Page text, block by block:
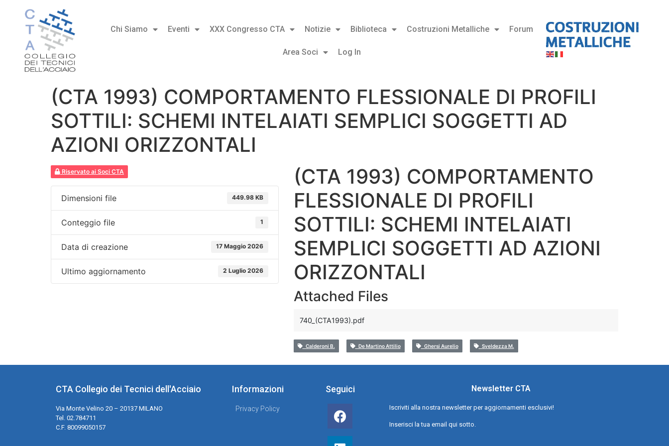
Chi Siamo Eventi XXX Congresso CTA Notizie Biblioteca Costruzioni Metalliche Forum
Area Soci Log In
(CTA 1993) COMPORTAMENTO FLESSIONALE DI PROFILI
SOTTILI: SCHEMI INTELAIATI SEMPLICI SOGGETTI AD
AZIONI ORIZZONTALI
Riservato ai Soci CTA
Dimensioni file 449.98 KB
Conteggio file 1
Data di creazione 17 Maggio 2026
Ultimo aggiornamento 2 Luglio 2026
(CTA 1993) COMPORTAMENTO
FLESSIONALE DI PROFILI
SOTTILI: SCHEMI INTELAIATI
SEMPLICI SOGGETTI AD AZIONI
ORIZZONTALI
Attached Files
740_(CTA1993).pdf
Calderoni B. De Martino Attilio Ghersi Aurelio Sveldezza M.
CTA Collegio dei Tecnici dell'Acciaio
Via Monte Velino 20 – 20137 MILANO
Tel. 02.784711
C.F. 80099050157
Informazioni
Privacy Policy
Seguici Newsletter CTA
Iscriviti alla nostra newsletter per aggiornamenti esclusivi!
Inserisci la tua email qui sotto.